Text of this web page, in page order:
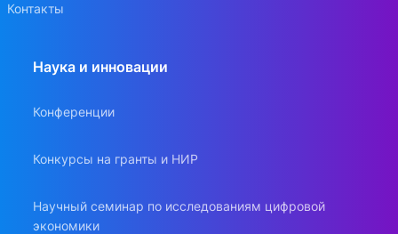
Контакты
Наука и инновации
Конференции
Конкурсы на гранты и НИР
Научный семинар по исследованиям цифровой
экономики